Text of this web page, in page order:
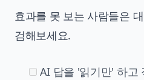
효과를 못 보는 사람들은
검해보세요.
AI 답을 '읽기만' 하고